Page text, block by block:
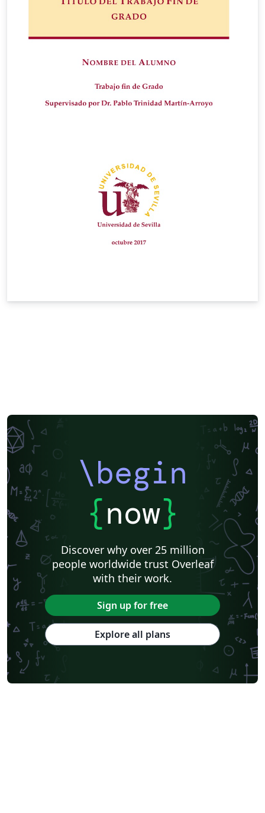
\begin
{now}
Discover why over 25 million
people worldwide trust Overleaf
with their work.
Sign up for free
Explore all plans